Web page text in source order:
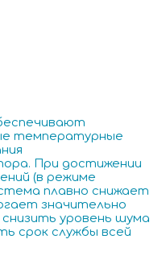
температурные
При достижении
(в режиме
плавно снижает
значительно
уровень шума
срок службы всей